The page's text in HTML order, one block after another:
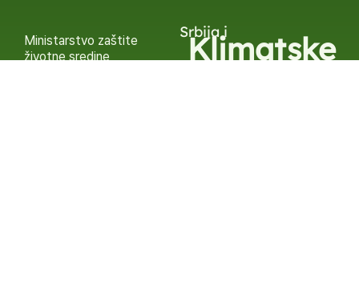
Ministarstvo zaštite
životne sredine
Srbija i
Klimatske